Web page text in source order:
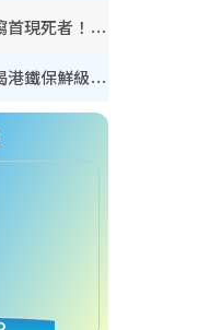
奪命寄生蟲｜食生菜狂瀉首現死者！疫潮惡化錄1.8萬宗病例 揭洗菜3大謬誤
內地客歎港人唔識老！揭港鐵保鮮級冷氣 港人求放過：咪投訴